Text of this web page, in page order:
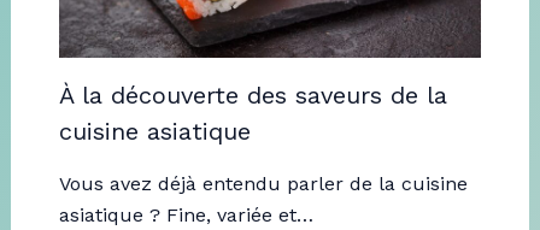
À la découverte des saveurs de la
cuisine asiatique
Vous avez déjà entendu parler de la cuisine
asiatique ? Fine, variée et…